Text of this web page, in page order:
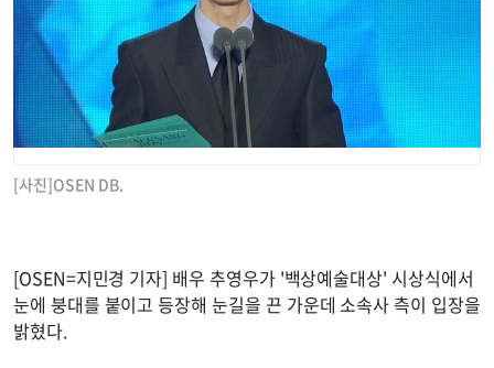
[사진]OSEN DB.
[OSEN=지민경 기자] 배우 추영우가 '백상예술대상' 시상식에서
눈에 붕대를 붙이고 등장해 눈길을 끈 가운데 소속사 측이 입장을
밝혔다.